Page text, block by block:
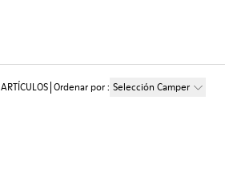
ARTÍCULOS Ordenar por: Selección Camper